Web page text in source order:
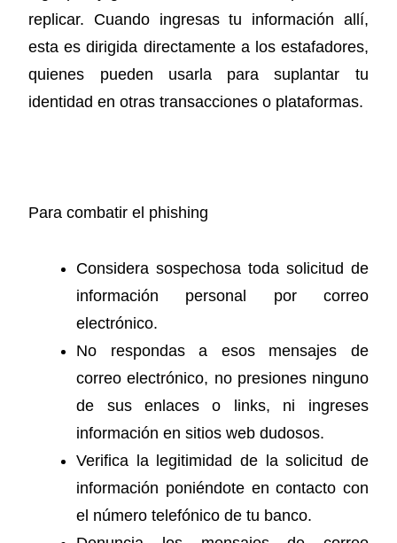
replicar. Cuando ingresas tu información allí,
esta es dirigida directamente a los estafadores,
quienes pueden usarla para suplantar tu
identidad en otras transacciones o plataformas.
Para combatir el phishing
Considera sospechosa toda solicitud de
información personal por correo
electrónico.
No respondas a esos mensajes de
correo electrónico, no presiones ninguno
de sus enlaces o links, ni ingreses
información en sitios web dudosos.
Verifica la legitimidad de la solicitud de
información poniéndote en contacto con
el número telefónico de tu banco.